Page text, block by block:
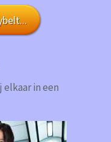
in een